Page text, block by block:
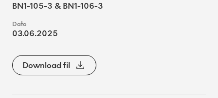
BN1-105-3 & BN1-106-3
03.06.2025
Download fil